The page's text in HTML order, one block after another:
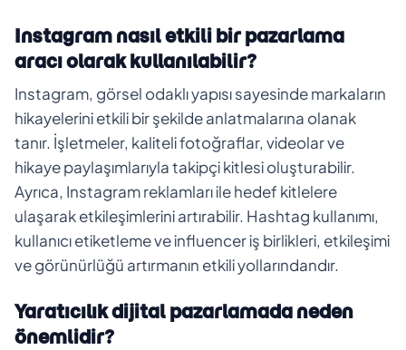
Instagram nasıl etkili bir pazarlama
aracı olarak kullanılabilir?
Instagram, görsel odaklı yapısı sayesinde markaların
hikayelerini etkili bir şekilde anlatmalarına olanak
tanır. İşletmeler, kaliteli fotoğraflar, videolar ve
hikaye paylaşımlarıyla takipçi kitlesi oluşturabilir.
Ayrıca, Instagram reklamları ile hedef kitlelere
ulaşarak etkileşimlerini artırabilir. Hashtag kullanımı,
kullanıcı etiketleme ve influencer iş birlikleri, etkileşimi
ve görünürlüğü artırmanın etkili yollarındandır.
Yaratıcılık dijital pazarlamada neden
önemlidir?